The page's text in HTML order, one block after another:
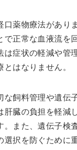
口薬物療法があり
で正常な血液流を
は症状の軽減や管
はなりません。
な飼料管理や遺伝
肝臓の負担を軽減
。また、遺伝子検
選択を防ぐために